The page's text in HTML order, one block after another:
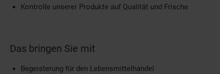
Kontrolle unserer Produkte auf Qualität und Frische
Das bringen Sie mit
Begeisterung für den Lebensmittelhandel